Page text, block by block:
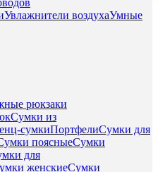
Увлажнители воздухаУмные
рюкзаки
Сумки из
сумкиПортфелиСумки для
поясныеСумки
для
женскиеСумки